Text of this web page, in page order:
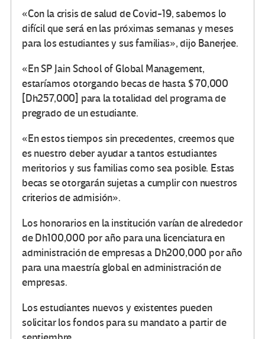
«Con la crisis de salud de Covid-19, sabemos lo
difícil que será en las próximas semanas y meses
para los estudiantes y sus familias», dijo Banerjee.
«En SP Jain School of Global Management,
estaríamos otorgando becas de hasta $ 70,000
[Dh257,000] para la totalidad del programa de
pregrado de un estudiante.
«En estos tiempos sin precedentes, creemos que
es nuestro deber ayudar a tantos estudiantes
meritorios y sus familias como sea posible. Estas
becas se otorgarán sujetas a cumplir con nuestros
criterios de admisión».
Los honorarios en la institución varían de alrededor
de Dh100,000 por año para una licenciatura en
administración de empresas a Dh200,000 por año
para una maestría global en administración de
empresas.
Los estudiantes nuevos y existentes pueden
solicitar los fondos para su mandato a partir de